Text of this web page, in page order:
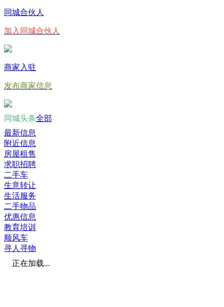
同城合伙人
加入同城合伙人
商家入驻
发布商家信息
同城头条全部
最新信息
附近信息
房屋租售
求职招聘
二手车
生意转让
生活服务
二手物品
优惠信息
教育培训
顺风车
寻人寻物
正在加载...